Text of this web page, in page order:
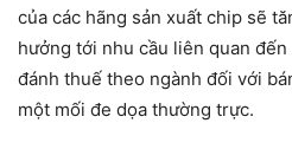
của các hãng sản xuất chip sẽ
hưởng tới nhu cầu liên quan
đánh thuế theo ngành đối với
một mối đe dọa thường trực.